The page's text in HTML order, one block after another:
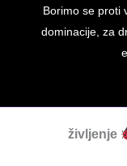
Borimo se proti
dominacije, za
življenje